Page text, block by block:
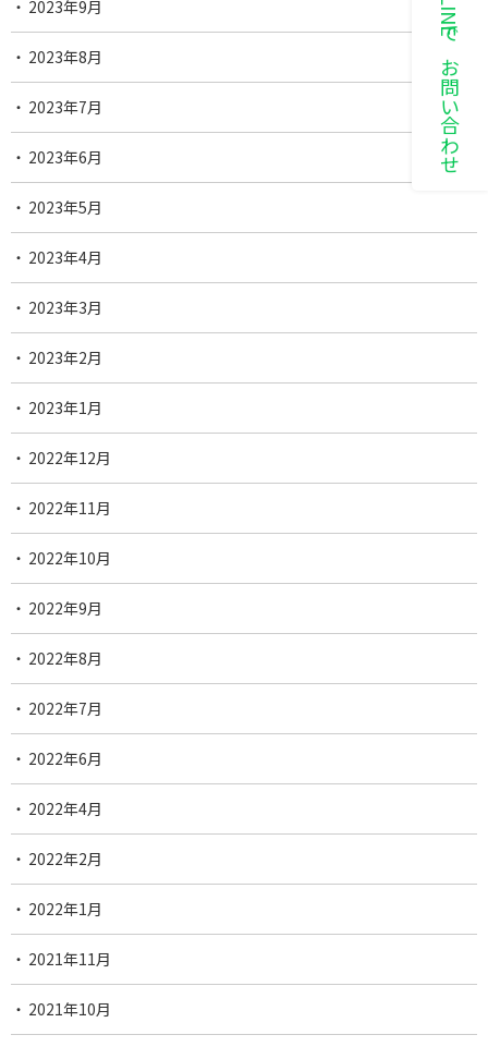
LINEでお問い合わせ
2023年9月
2023年8月
2023年7月
2023年6月
2023年5月
2023年4月
2023年3月
2023年2月
2023年1月
2022年12月
2022年11月
2022年10月
2022年9月
2022年8月
2022年7月
2022年6月
2022年4月
2022年2月
2022年1月
2021年11月
2021年10月